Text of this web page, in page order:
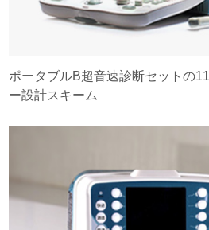
ポータブルB超音速診断セットの
ー設計スキーム